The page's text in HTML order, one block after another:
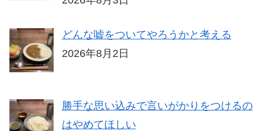
どんな嘘をついてやろうかと考える
2026年8月2日
勝手な思い込みで言いがかりをつけるの
はやめてほしい